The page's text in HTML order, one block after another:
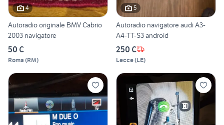
4
Autoradio originale BMV Cabrio
2003 navigatore
50 €
Roma (RM)
5
Autoradio navigatore audi A3-
A4-TT-S3 android
250 €
Lecce(LE)